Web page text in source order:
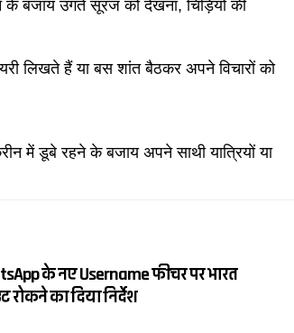
के बजाय उगते सूरज को देखना, चिड़ियों की
लिखते हैं या बस शांत बैठकर अपने विचारों को
में डूबे रहने के बजाय अपने साथी यात्रियों या
के नए Username फीचर पर भारत
का दिया निर्देश